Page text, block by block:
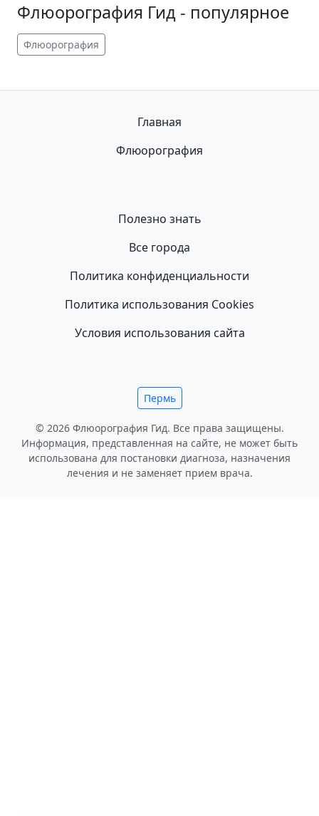
Флюорография Гид - популярное
Флюорография
Главная
Флюорография
Полезно знать
Все города
Политика конфиденциальности
Политика использования Cookies
Условия использования сайта
Пермь
© 2026 Флюорография Гид. Все права защищены.
Информация, представленная на сайте, не может быть
использована для постановки диагноза, назначения
лечения и не заменяет прием врача.